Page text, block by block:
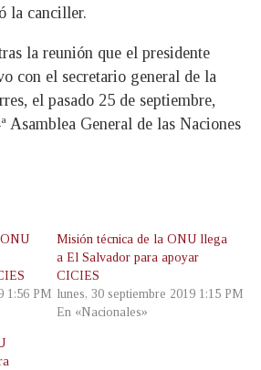
la canciller.
la reunión que el presidente
con el secretario general de la
el pasado 25 de septiembre,
Asamblea General de las Naciones
1:56 PM
Misión técnica de la ONU llega
a El Salvador para apoyar
CICIES
lunes, 30 septiembre 2019 1:15 PM
En «Nacionales»